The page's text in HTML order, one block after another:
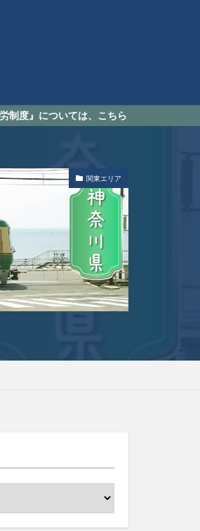
、こちら
関東エリア